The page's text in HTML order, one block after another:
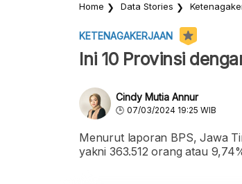
Home Data Stories
KETENAGAKERJAAN
Ini 10 Provinsi
Cindy Mutia Annur
07/03/2024 19:25 WIB
Menurut laporan BPS, Jawa
yakni 363.512 orang atau